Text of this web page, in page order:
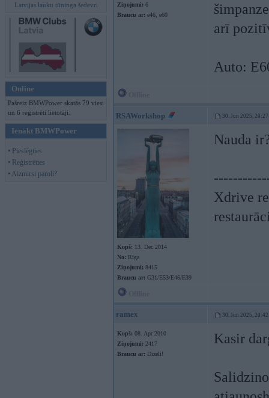
Latvijas lauku tūninga šedevri
Online
Pašreiz BMWPower skatās 79 viesi
un 6 reģistrēti lietotāji.
Ienākt BMWPower
• Pieslēgties
• Reģistrēties
• Aizmirsi paroli?
Ziņojumi: 6
Braucu ar: e46, e60
arī
Auto:
RSAWorkshop 30. Jun 2025, 20:27
Kopš: 13. Dec 2014
No: Rīga
Ziņojumi: 8415
Braucu ar: G31/E53/E46/E39
Nauda
Xdrive
ramex 30. Jun 2025, 20:42
Kopš: 08. Apr 2010
Ziņojumi: 2417
Braucu ar: Dīzeli!
Kasir